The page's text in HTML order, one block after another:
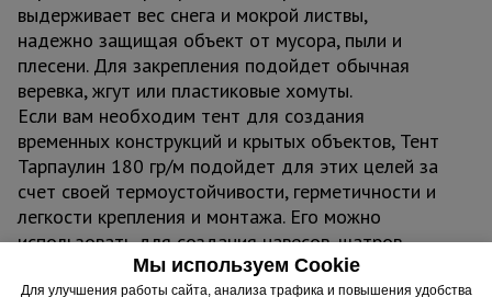
выдерживает вес снега и мокрой листвы,
надежно защищая объект от мусора, пыли и
плесени. Для закрепления подойдет обычная
веревка, жгут или пластиковые хомуты.
Если вам необходим тент для создания
временных конструкций и крытых объектов, Тент
Тарпаулин 180 гр/м подойдет для этих целей за
счет своей термоустойчивости, герметичности и
легкости крепления и монтажа. Его можно
использовать для создания навесов, шатров,
торговых павильонов, зон отдыха, беседок,
Мы используем Cookie
Для улучшения работы сайта, анализа трафика и повышения удобства